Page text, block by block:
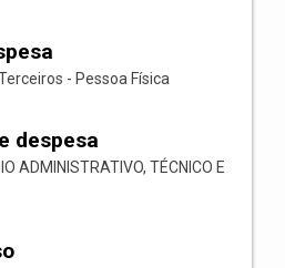
- Pessoa Física
despesa
ADMINISTRATIVO, TÉCNICO E